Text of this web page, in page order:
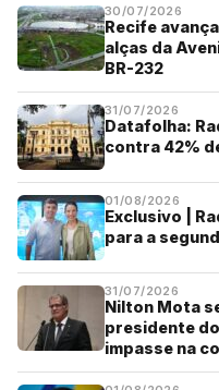
30/07/2026
Recife
alças da
BR-232
31/07/2026
Datafolha:
contra 42%
01/08/2026
Exclusivo |
para a
31/07/2026
Nilton Mota
presidente
impasse na